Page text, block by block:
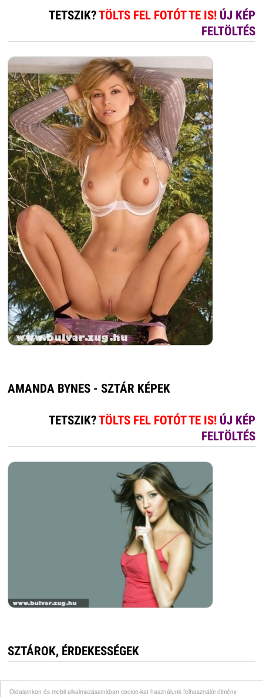
Oldalainkon és mobil alkalmazásainkban cookie-kat használunk felhasználói élmény
TETSZIK?TÖLTS FEL FOTÓT TE IS! ÚJ KÉP
FELTÖLTÉS
AMANDA BYNES - SZTÁR KÉPEK
TETSZIK?TÖLTS FEL FOTÓT TE IS! ÚJ KÉP
FELTÖLTÉS
SZTÁROK, ÉRDEKESSÉGEK
Kutyaszeretet